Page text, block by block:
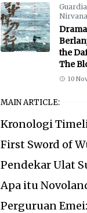
the
The
10
MAIN ARTICLE:
Kronologi
First Sword of
Pendekar Ulat
Apa itu
Perguruan